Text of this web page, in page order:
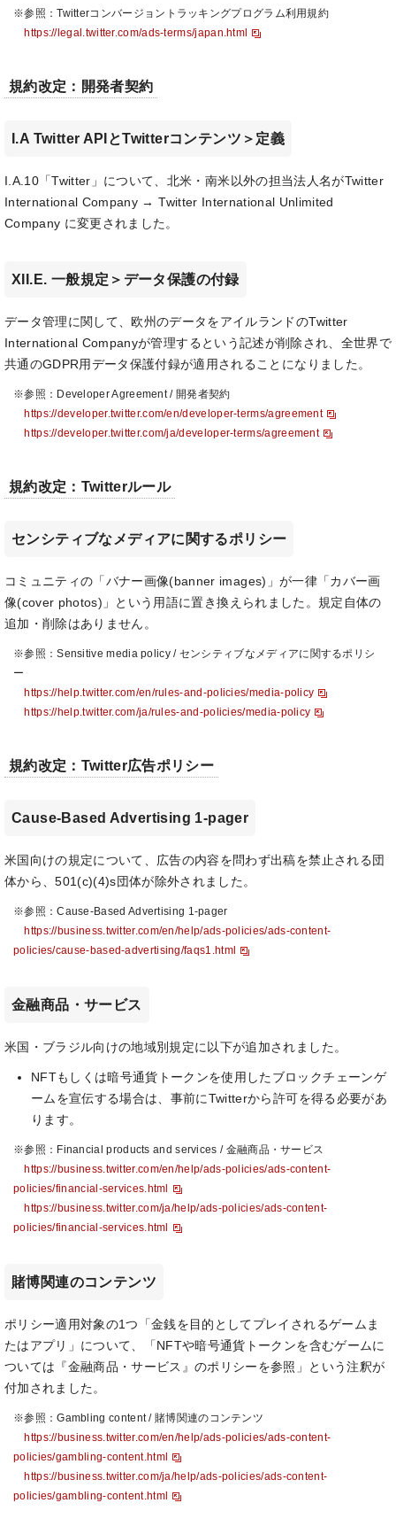
※参照：Twitterコンバージョントラッキングプログラム利用規約
https://legal.twitter.com/ads-terms/japan.html
規約改定：開発者契約
I.A Twitter APIとTwitterコンテンツ＞定義
I.A.10「Twitter」について、北米・南米以外の担当法人名がTwitter
International Company → Twitter International Unlimited
Company に変更されました。
XII.E. 一般規定＞データ保護の付録
データ管理に関して、欧州のデータをアイルランドのTwitter
International Companyが管理するという記述が削除され、全世界で
共通のGDPR用データ保護付録が適用されることになりました。
※参照：Developer Agreement / 開発者契約
https://developer.twitter.com/en/developer-terms/agreement
https://developer.twitter.com/ja/developer-terms/agreement
規約改定：Twitterルール
センシティブなメディアに関するポリシー
コミュニティの「バナー画像(banner images)」が一律「カバー画
像(cover photos)」という用語に置き換えられました。規定自体の
追加・削除はありません。
※参照：Sensitive media policy / センシティブなメディアに関するポリシ
ー
https://help.twitter.com/en/rules-and-policies/media-policy
https://help.twitter.com/ja/rules-and-policies/media-policy
規約改定：Twitter広告ポリシー
Cause-Based Advertising 1-pager
米国向けの規定について、広告の内容を問わず出稿を禁止される団
体から、501(c)(4)s団体が除外されました。
※参照：Cause-Based Advertising 1-pager
https://business.twitter.com/en/help/ads-policies/ads-content-
policies/cause-based-advertising/faqs1.html
金融商品・サービス
米国・ブラジル向けの地域別規定に以下が追加されました。
NFTもしくは暗号通貨トークンを使用したブロックチェーンゲ
ームを宣伝する場合は、事前にTwitterから許可を得る必要があ
ります。
※参照：Financial products and services / 金融商品・サービス
https://business.twitter.com/en/help/ads-policies/ads-content-
policies/financial-services.html
https://business.twitter.com/ja/help/ads-policies/ads-content-
policies/financial-services.html
賭博関連のコンテンツ
ポリシー適用対象の1つ「金銭を目的としてプレイされるゲームま
たはアプリ」について、「NFTや暗号通貨トークンを含むゲームに
ついては『金融商品・サービス』のポリシーを参照」という注釈が
付加されました。
※参照：Gambling content / 賭博関連のコンテンツ
https://business.twitter.com/en/help/ads-policies/ads-content-
policies/gambling-content.html
https://business.twitter.com/ja/help/ads-policies/ads-content-
policies/gambling-content.html